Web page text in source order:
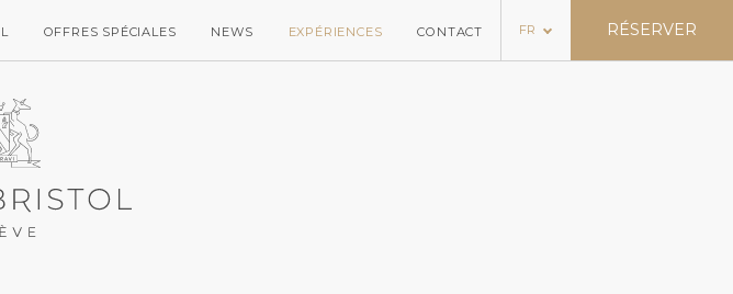
OFFRES SPÉCIALES NEWS EXPÉRIENCES CONTACT FR RÉSERVER